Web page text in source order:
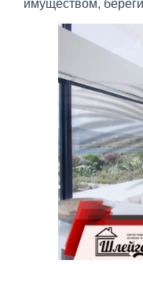
имуществом,